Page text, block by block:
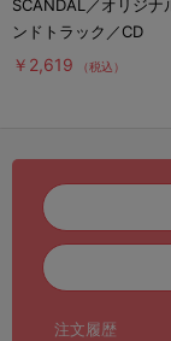
SCANDAL／オリジナ
ンドトラック／CD
￥2,619 （税込）
注文履歴